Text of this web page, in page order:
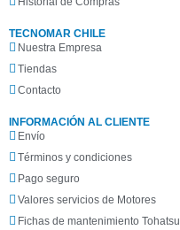
TECNOMAR CHILE
Nuestra Empresa
Tiendas
Contacto
INFORMACIÓN AL CLIENTE
Envío
Términos y condiciones
Pago seguro
Valores servicios de Motores
Fichas de mantenimiento Tohatsu